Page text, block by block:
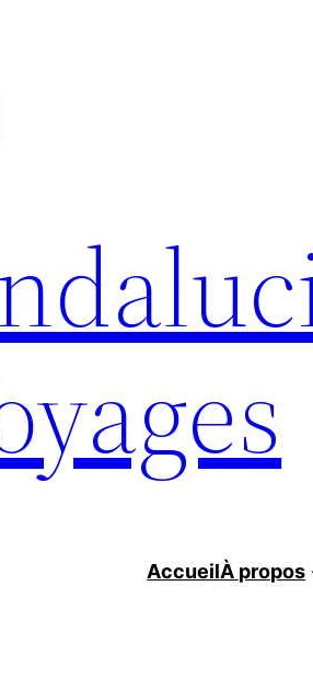
AccueilÀ propos